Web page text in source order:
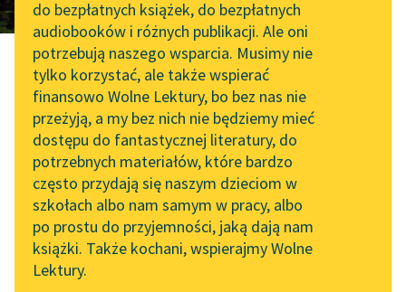
Byliśmy częścią AI Impact
Lab
Zapraszamy na spotkanie
online z tłumaczkami
literatury skandynawskiej
Spotkanie z Katarzyną
Tunkiel w Oslo
102. lata temu zmarł
Joseph Conrad
Leśmianator
Przewodnik dla piszących i
czytających
API
OAI-PMH
Widget Wolnych Lektur
Przypisy
do bezpłatnych książek, do bezpłatnych
audiobooków i różnych publikacji. Ale oni
potrzebują naszego wsparcia. Musimy nie
tylko korzystać, ale także wspierać
finansowo Wolne Lektury, bo bez nas nie
przeżyją, a my bez nich nie będziemy mieć
dostępu do fantastycznej literatury, do
potrzebnych materiałów, które bardzo
często przydają się naszym dzieciom w
szkołach albo nam samym w pracy, albo
po prostu do przyjemności, jaką dają nam
książki. Także kochani, wspierajmy Wolne
Lektury.
Adam Mickiewicz
Do Maryi
Łempickiej